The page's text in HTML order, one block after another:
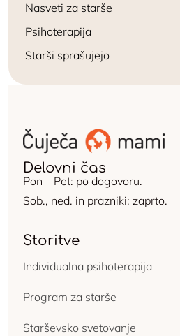
Nasveti za starše
Psihoterapija
Starši sprašujejo
Delovni čas
Pon – Pet: po dogovoru.
Sob., ned. in prazniki: zaprto.
Storitve
Individualna psihoterapija
Program za starše
Starševsko svetovanje